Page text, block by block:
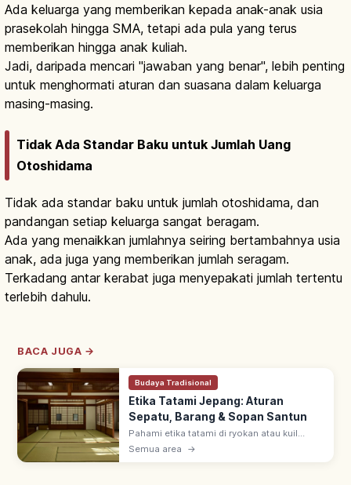
Ada keluarga yang memberikan kepada anak-anak usia
prasekolah hingga SMA, tetapi ada pula yang terus
memberikan hingga anak kuliah.
Jadi, daripada mencari "jawaban yang benar", lebih penting
untuk menghormati aturan dan suasana dalam keluarga
masing-masing.
Tidak Ada Standar Baku untuk Jumlah Uang
Otoshidama
Tidak ada standar baku untuk jumlah otoshidama, dan
pandangan setiap keluarga sangat beragam.
Ada yang menaikkan jumlahnya seiring bertambahnya usia
anak, ada juga yang memberikan jumlah seragam.
Terkadang antar kerabat juga menyepakati jumlah tertentu
terlebih dahulu.
BACA JUGA →
Budaya Tradisional
Etika Tatami Jepang: Aturan
Sepatu, Barang & Sopan Santun
Pahami etika tatami di ryokan atau kuil
Jepang, mulai dari aturan alas kaki, cara
Semua area →